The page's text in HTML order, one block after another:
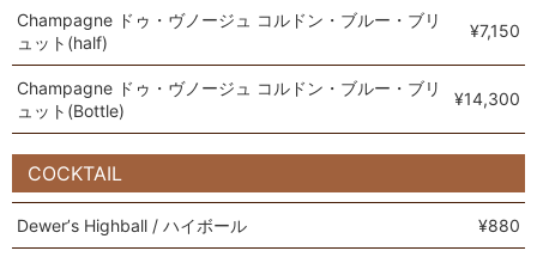
Champagne ドゥ・ヴノージュ コルドン・ブルー・ブリ
ュット(half)
¥7,150
Champagne ドゥ・ヴノージュ コルドン・ブルー・ブリ
ュット(Bottle)
¥14,300
COCKTAIL
Dewerʼs Highball / ハイボール ¥880